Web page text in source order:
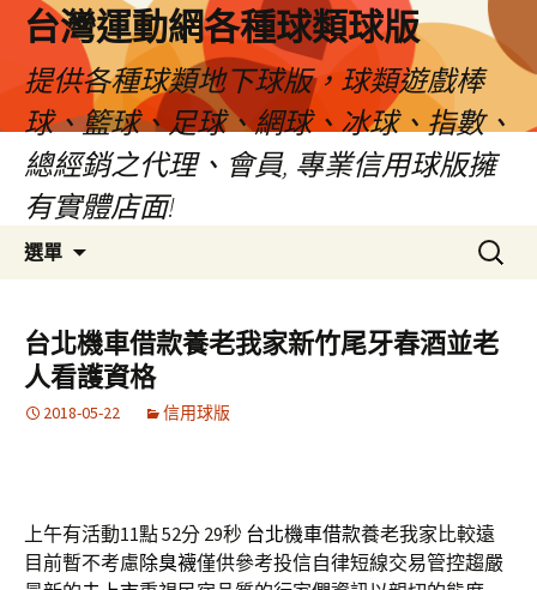
台灣運動網各種球類球版
提供各種球類地下球版，球類遊戲棒
球、籃球、足球、網球、冰球、指數、
總經銷之代理、會員, 專業信用球版擁
有實體店面!
選單
容
區
搜
尋
鍵
字:
台北機車借款養老我家新竹尾牙春酒並老
人看護資格
2018-05-22 信用球版
上午有活動11點 52分 29秒 台北機車借款養老我家比較遠
目前暫不考慮除臭襪僅供參考投信自律短線交易管控趨嚴